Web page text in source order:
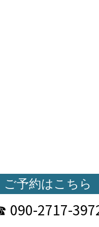
ご予約はこちら
090-2717-